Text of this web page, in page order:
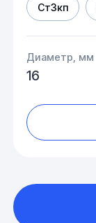
Ст3кп
Диаметр, мм
16